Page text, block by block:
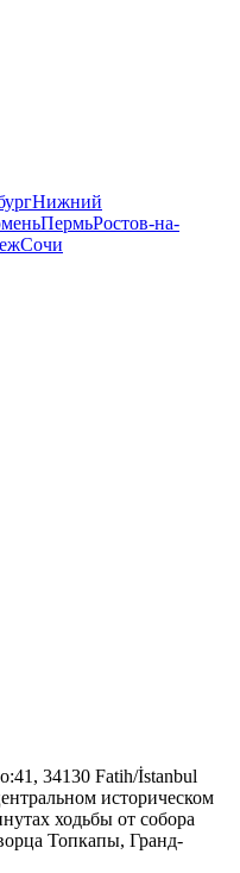
Нижний
ПермьРостов-на-
Сочи
34130 Fatih/İstanbul
историческом
ходьбы от собора
Топкапы, Гранд-